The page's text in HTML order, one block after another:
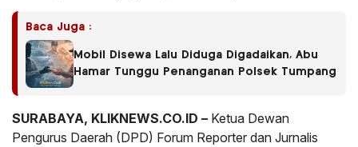
Baca Juga :
Mobil Disewa Lalu Diduga Digadaikan, Abu
Hamar Tunggu Penanganan Polsek Tumpang
SURABAYA, KLIKNEWS.CO.ID – Ketua Dewan
Pengurus Daerah (DPD) Forum Reporter dan Jurnalis